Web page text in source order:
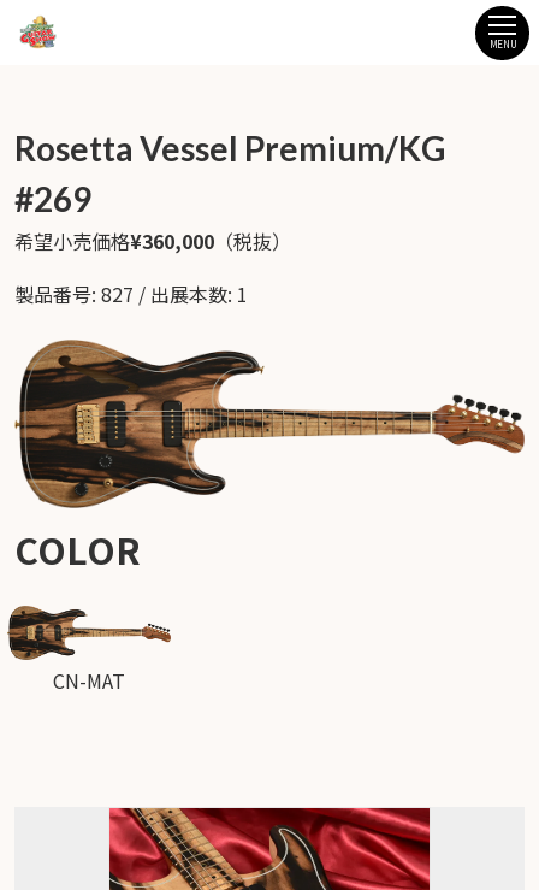
MENU
Rosetta Vessel Premium/KG
#269
希望小売価格¥360,000 （税抜）
製品番号: 827 / 出展本数: 1
COLOR
CN-MAT